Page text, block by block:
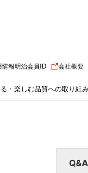
・楽しむ品質への取り組
情報明治会員ID 会社概要